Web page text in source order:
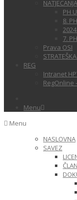
PH
8.
7. PH
Prava OSI
REG
Intranet
RegOnline
Menu
Menu
NASLOVNA
SAVEZ